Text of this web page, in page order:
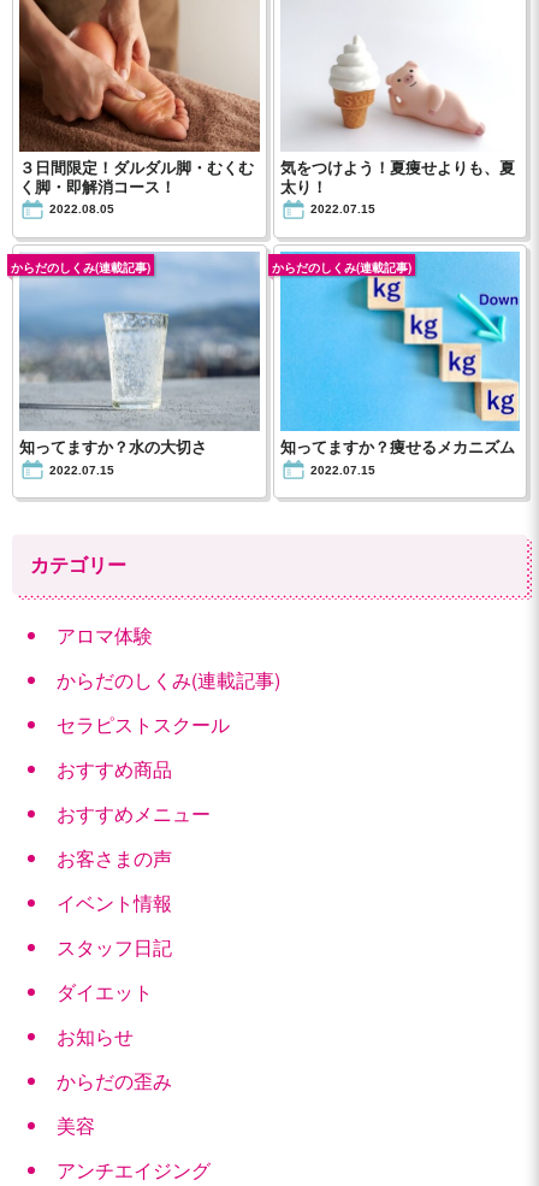
３日間限定！ダルダル脚・むくむ
く脚・即解消コース！
2022.08.05
気をつけよう！夏痩せよりも、夏
太り！
2022.07.15
からだのしくみ(連載記事)
知ってますか？水の大切さ
2022.07.15
からだのしくみ(連載記事)
知ってますか？痩せるメカニズム
2022.07.15
カテゴリー
アロマ体験
からだのしくみ(連載記事)
セラピストスクール
おすすめ商品
おすすめメニュー
お客さまの声
イベント情報
スタッフ日記
ダイエット
お知らせ
からだの歪み
美容
アンチエイジング